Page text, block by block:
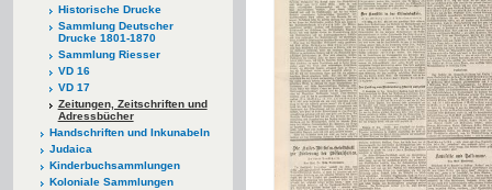
Historische Drucke
Sammlung Deutscher
Drucke 1801-1870
Sammlung Riesser
VD 16
VD 17
Zeitungen, Zeitschriften und
Adressbücher
Handschriften und Inkunabeln
Judaica
Kinderbuchsammlungen
Koloniale Sammlungen